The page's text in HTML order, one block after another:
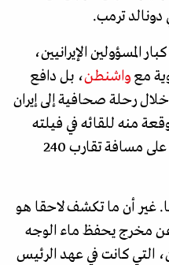
دونالد ترمب.
الإيرانيين،
مع واشنطن، بل دافع
رحلة صحافية إلى إيران
متوقعة منه للقائه في فيلته
الصيفية المطلة على بحر قزوين، على مسافة تقارب 240
غير أن ما تكشف لاحقا هو
عن مخرج يحفظ ماء الوجه
التي كانت في عهد الرئيس